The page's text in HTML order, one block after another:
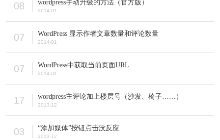
08 wordpress手动升级的方法（官方版）
2014-01
07 WordPress 显示作者文章数量和评论数量
2014-01
07 WordPress中获取当前页面URL
2014-01
17 wordpress主评论加上楼层号（沙发、椅子……）
2013-12
03 “添加媒体”按钮点击没反应
2013-12